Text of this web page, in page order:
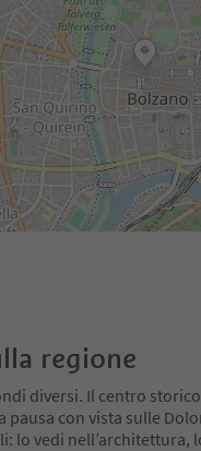
regione
diversi. Il centro
pausa con vista sulle
lo vedi nell’architettura,